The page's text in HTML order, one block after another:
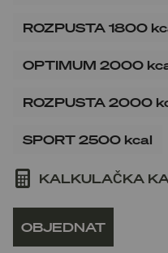
ROZPUSTA 1800
OPTIMUM 2000
ROZPUSTA 2000
SPORT 2500 kcal
KALKULAČKA
OBJEDNAT